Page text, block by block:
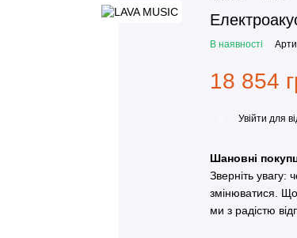
В наявності
18 854
Увійти для
Шановні
Зверніть увагу:
змінюватися.
ми з радістю